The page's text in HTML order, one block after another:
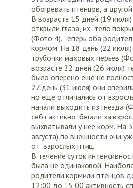
обогревать птенцов, а
В возрасте 15 дней (19
открыли глаза, их тело
(Фото 4). Теперь оба
кормом. На 18 день (22 июля)
трубочки маховых перьев
возрасте 22 дней (26 июля)
было оперено еще не
27 день (31 июля) они
но еще отличались от
начали выходить из гнезда
себя активно, бегали за
выхватывали у неё корм. На
августа) по внешности они
от взрослых птиц.
В течение суток
была не одинаковой.
родители кормили птенцов
12:00 до 15:00 активность